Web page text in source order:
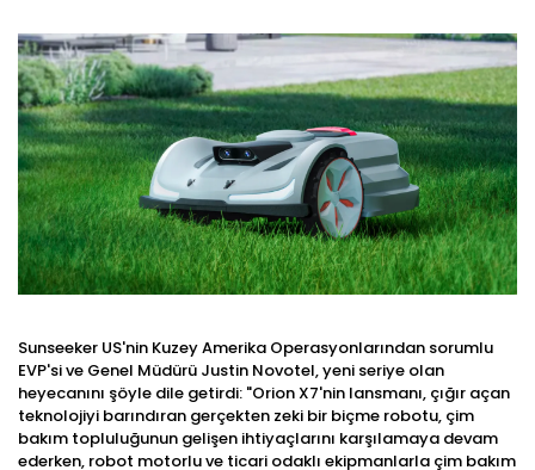
Sunseeker US'nin Kuzey Amerika Operasyonlarından sorumlu
EVP'si ve Genel Müdürü Justin Novotel, yeni seriye olan
heyecanını şöyle dile getirdi: "Orion X7'nin lansmanı, çığır açan
teknolojiyi barındıran gerçekten zeki bir biçme robotu, çim
bakım topluluğunun gelişen ihtiyaçlarını karşılamaya devam
ederken, robot motorlu ve ticari odaklı ekipmanlarla çim bakım